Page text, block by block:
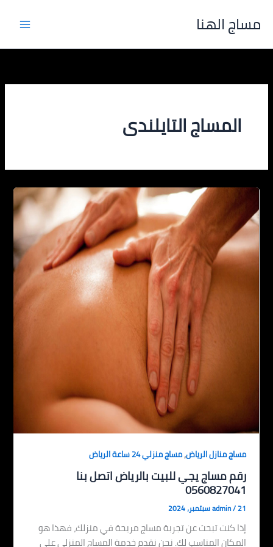
مساج الهنا
المساج التايلندى
مساج منازل الرياض,مساج منزلي 24 ساعة الرياض
رقم مساج يجي للبيت بالرياض اتصل بنا
0560827041
admin/21 سبتمبر، 2024
إذا كنت تبحث عن تجربة مساج مريحة في منزلك، فهذا هو
المكان المناسب لك. نحن نقدم خدمة المساج المنزلي على